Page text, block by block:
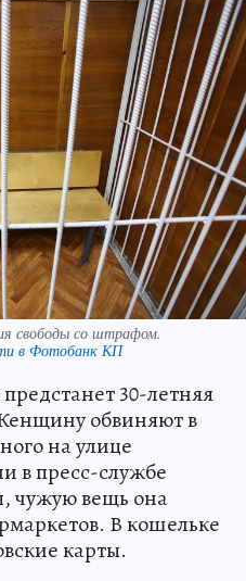
свободы со штрафом.
в Фотобанк КП
30-летняя
обвиняют в
на улице
в пресс-службе
чужую вещь она
В кошельке
карты.